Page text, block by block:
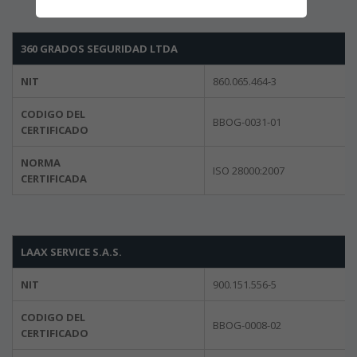
360 GRADOS SEGURIDAD LTDA
NIT 860.065.464-3
CODIGO DEL
CERTIFICADO
BBOG-0031-01
NORMA
CERTIFICADA
ISO 28000:2007
LAAX SERVICE S.A.S.
NIT 900.151.556-5
CODIGO DEL
CERTIFICADO
BBOG-0008-02